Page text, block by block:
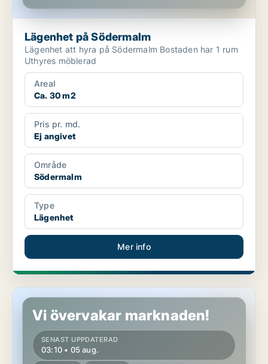
Lägenhet på Södermalm
Lägenhet att hyra på Södermalm Bostaden har 1 rum
Uthyres möblerad
Areal
Ca. 30 m2
Pris pr. md.
Ej angivet
Område
Södermalm
Type
Lägenhet
Mer info
Lägenhet på Södermalm
Vi övervakar marknaden!
SENAST UPPDATERAD
03:10 • 05 aug.